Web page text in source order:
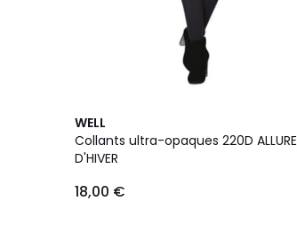
WELL
Collants ultra-opaques 220D ALLURE
D'HIVER
18,00 €
2
Couleurs